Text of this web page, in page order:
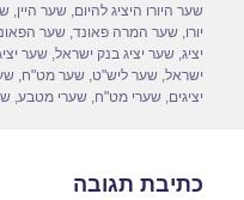
בתאריך
שער היורו היציג להיום,שער היין,
יורו,שער המרה פאונד,שער
יציג,שער יציג בנק ישראל,שער
ישראל,שער ליש"ט,שער מט"ח,
יציגים,שערי מט"ח,שערי מטבע,
כתיבת תגובה